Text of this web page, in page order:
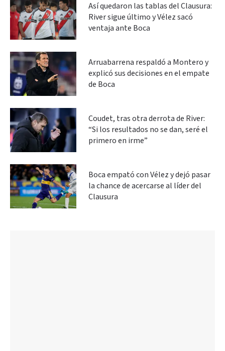
Así quedaron las tablas del Clausura:
River sigue último y Vélez sacó
ventaja ante Boca
Arruabarrena respaldó a Montero y
explicó sus decisiones en el empate
de Boca
Coudet, tras otra derrota de River:
“Si los resultados no se dan, seré el
primero en irme”
Boca empató con Vélez y dejó pasar
la chance de acercarse al líder del
Clausura